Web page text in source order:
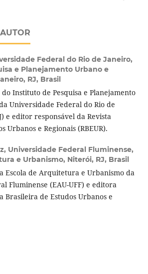
Federal do Rio de Janeiro,
e Planejamento Urbano e
RJ, Brasil
do Instituto de Pesquisa e Planejamento
Universidade Federal do Rio de
e editor responsável da Revista
Urbanos e Regionais (RBEUR).
Universidade Federal Fluminense,
e Urbanismo, Niterói, RJ, Brasil
Escola de Arquitetura e Urbanismo da
Fluminense (EAU-UFF) e editora
Brasileira de Estudos Urbanos e